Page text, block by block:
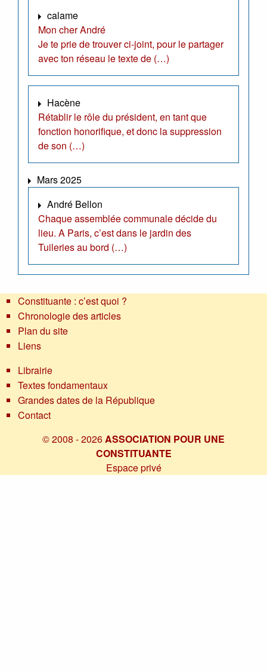
calame
Mon cher André
Je te prie de trouver ci-joint, pour le partager
avec ton réseau le texte de (…)
Hacène
Rétablir le rôle du président, en tant que
fonction honorifique, et donc la suppression
de son (…)
Mars 2025
André Bellon
Chaque assemblée communale décide du
lieu. A Paris, c’est dans le jardin des
Tuileries au bord (…)
Constituante : c’est quoi ?
Chronologie des articles
Plan du site
Liens
Librairie
Textes fondamentaux
Grandes dates de la République
Contact
© 2008 - 2026ASSOCIATION POUR UNE
CONSTITUANTE
Espace privé